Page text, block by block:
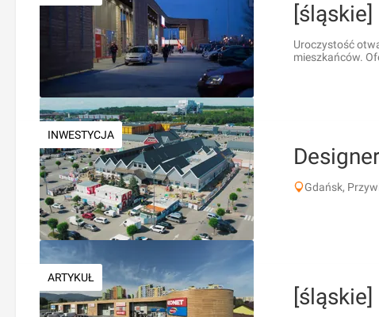
Uroczystość
mieszkańców.
INWESTYCJA
Gdańsk,
ARTYKUŁ